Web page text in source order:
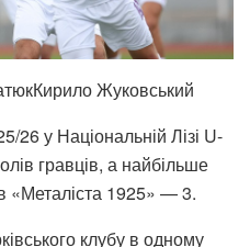
Жуковський
26 у Національній Лізі U-
гравців, а найбільше
«Металіста 1925» — 3.
клубу в одному